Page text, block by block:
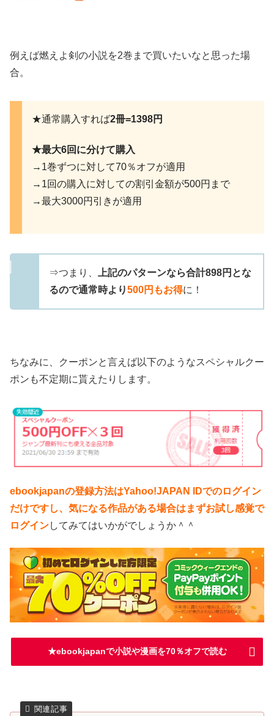
例えば燃えよ剣の小説を2巻まで買いたいなと思った場
合。
★通常購入すれば2冊=1398円
★最大6回に分けて購入
→1巻ずつに対して70％オフが適用
→1回の購入に対しての割引金額が500円まで
→最大3000円引きが適用
⇒つまり、
上記のパターンなら合計898円とな
るので通常時より500円もお得に！
ちなみに、クーポンと言えば以下のようなスペシャルクー
ポンも不定期に貰えたりします。
ebookjapanの登録方法はYahoo!JAPAN IDでのログイン
だけですし、気になる作品がある場合はまずお試し感覚で
ログインしてみてはいかがでしょうか＾＾
★ebookjapanで小説や漫画を70％オフで読む